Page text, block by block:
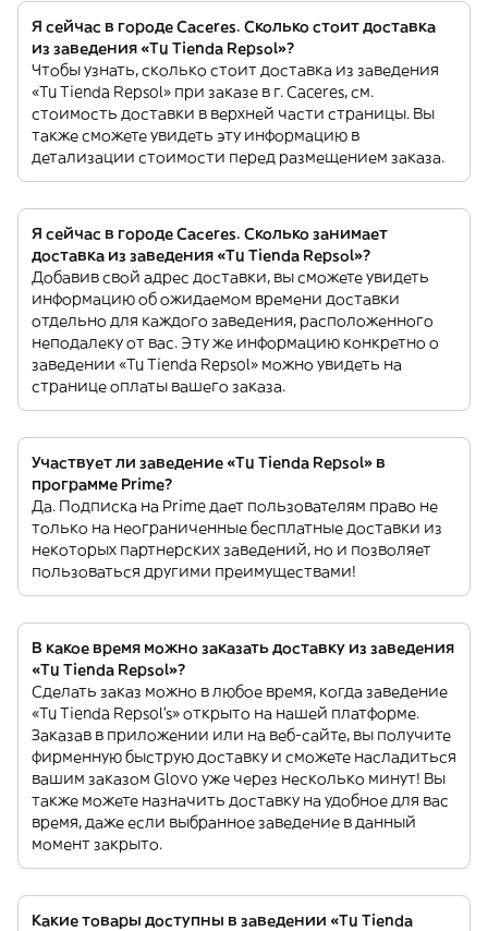
Я сейчас в городе Caceres. Сколько стоит доставка
из заведения «Tu Tienda Repsol»?
Чтобы узнать, сколько стоит доставка из заведения
«Tu Tienda Repsol» при заказе в г. Caceres, см.
стоимость доставки в верхней части страницы. Вы
также сможете увидеть эту информацию в
детализации стоимости перед размещением заказа.
Я сейчас в городе Caceres. Сколько занимает
доставка из заведения «Tu Tienda Repsol»?
Добавив свой адрес доставки, вы сможете увидеть
информацию об ожидаемом времени доставки
отдельно для каждого заведения, расположенного
неподалеку от вас. Эту же информацию конкретно о
заведении «Tu Tienda Repsol» можно увидеть на
странице оплаты вашего заказа.
Участвует ли заведение «Tu Tienda Repsol» в
программе Prime?
Да. Подписка на Prime дает пользователям право не
только на неограниченные бесплатные доставки из
некоторых партнерских заведений, но и позволяет
пользоваться другими преимуществами!
В какое время можно заказать доставку из заведения
«Tu Tienda Repsol»?
Сделать заказ можно в любое время, когда заведение
«Tu Tienda Repsol’s» открыто на нашей платформе.
Заказав в приложении или на веб-сайте, вы получите
фирменную быструю доставку и сможете насладиться
вашим заказом Glovo уже через несколько минут! Вы
также можете назначить доставку на удобное для вас
время, даже если выбранное заведение в данный
момент закрыто.
Какие товары доступны в заведении «Tu Tienda